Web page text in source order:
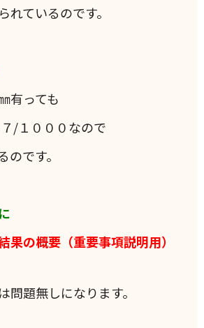
れているのです。
有っても
/１０００なので
です。
果の概要（重要事項説明用）
問題無しになります。